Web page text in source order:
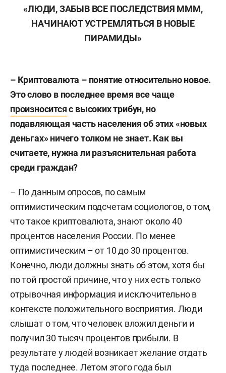
«ЛЮДИ, ЗАБЫВ ВСЕ ПОСЛЕДСТВИЯ МММ,
НАЧИНАЮТ УСТРЕМЛЯТЬСЯ В НОВЫЕ
ПИРАМИДЫ»
– Криптовалюта – понятие относительно новое.
Это слово в последнее время все чаще
произноситсяс высоких трибун, но
подавляющая часть населения об этих «новых
деньгах» ничего толком не знает. Как вы
считаете, нужна ли разъяснительная работа
среди граждан?
– По данным опросов, по самым
оптимистическим подсчетам социологов, о том,
что такое криптовалюта, знают около 40
процентов населения России. По менее
оптимистическим – от 10 до 30 процентов.
Конечно, люди должны знать об этом, хотя бы
по той простой причине, что у них есть только
отрывочная информация и исключительно в
контексте положительного восприятия. Люди
слышат о том, что человек вложил деньги и
получил 30 тысяч процентов прибыли. В
результате у людей возникает желание отдать
туда последнее. Летом этого года был